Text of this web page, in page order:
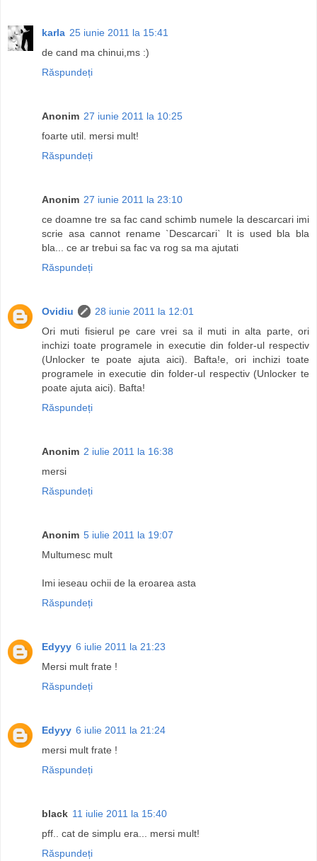
karla 25 iunie 2011 la 15:41
de cand ma chinui,ms :)
Răspundeți
Anonim 27 iunie 2011 la 10:25
foarte util. mersi mult!
Răspundeți
Anonim 27 iunie 2011 la 23:10
ce doamne tre sa fac cand schimb numele la descarcari imi
scrie asa cannot rename `Descarcari` It is used bla bla
bla... ce ar trebui sa fac va rog sa ma ajutati
Răspundeți
Ovidiu
28 iunie 2011 la 12:01
Ori muti fisierul pe care vrei sa il muti in alta parte, ori
inchizi toate programele in executie din folder-ul respectiv
(Unlocker te poate ajuta aici). Bafta!e, ori inchizi toate
programele in executie din folder-ul respectiv (Unlocker te
poate ajuta aici). Bafta!
Răspundeți
Anonim 2 iulie 2011 la 16:38
mersi
Răspundeți
Anonim 5 iulie 2011 la 19:07
Multumesc mult
Imi ieseau ochii de la eroarea asta
Răspundeți
Edyyy 6 iulie 2011 la 21:23
Mersi mult frate !
Răspundeți
Edyyy 6 iulie 2011 la 21:24
mersi mult frate !
Răspundeți
black 11 iulie 2011 la 15:40
pff.. cat de simplu era... mersi mult!
Răspundeți